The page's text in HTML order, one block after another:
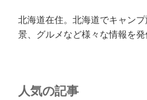
北海道在住。北海道でキャン
景、グルメなど様々な情報を発
人気の記事